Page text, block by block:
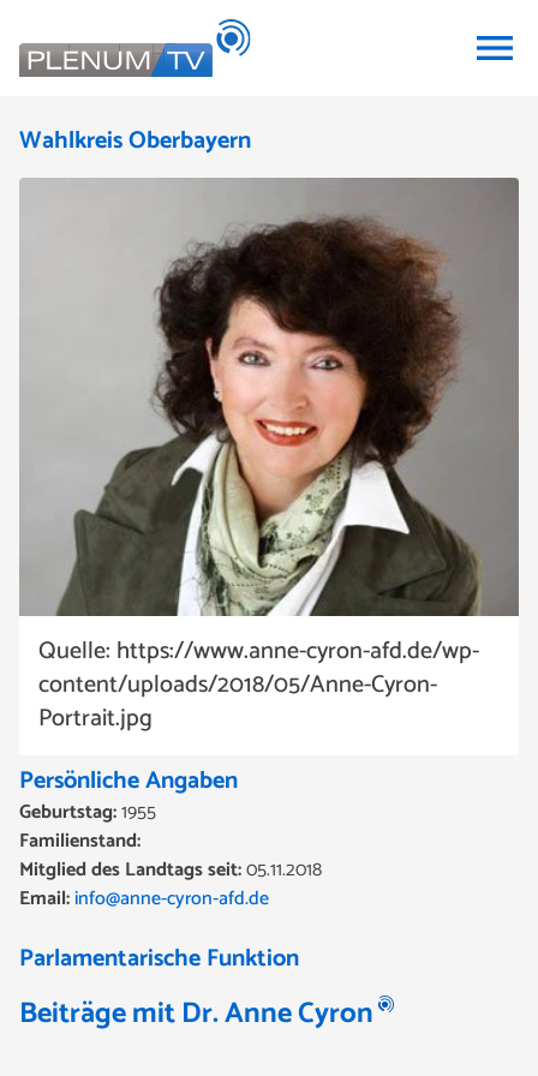
menu
Wahlkreis Oberbayern
Quelle: https://www.anne-cyron-afd.de/wp-
content/uploads/2018/05/Anne-Cyron-
Portrait.jpg
Persönliche Angaben
Geburtstag:1955
Familienstand:
Mitglied des Landtags seit:05.11.2018
Email:info@anne-cyron-afd.de
Parlamentarische Funktion
Beiträge mit Dr. Anne Cyron